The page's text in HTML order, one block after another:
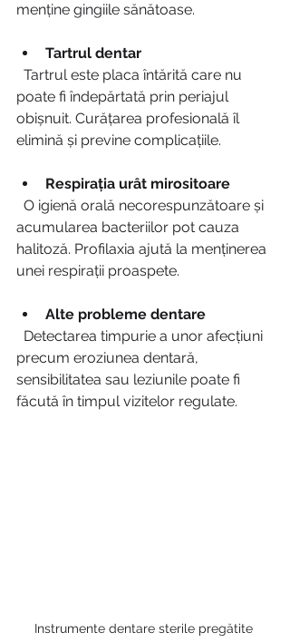
menține gingiile sănătoase.
Tartrul dentar
poate fi îndepărtată prin periajul
obișnuit. Curățarea profesională îl
elimină și previne complicațiile.
Respirația urât mirositoare
acumularea bacteriilor pot cauza
halitoză. Profilaxia ajută la menținerea
unei respirații proaspete.
Alte probleme dentare
precum eroziunea dentară,
sensibilitatea sau leziunile poate fi
făcută în timpul vizitelor regulate.
Instrumente dentare sterile pregătite